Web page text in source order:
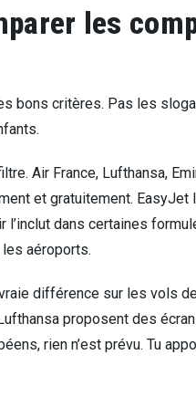
les
bons critères. Pas les
Air France, Lufthansa,
et gratuitement. EasyJet
l’inclut dans certaines
les aéroports.
différence sur les vols
proposent des
rien n’est prévu. Tu